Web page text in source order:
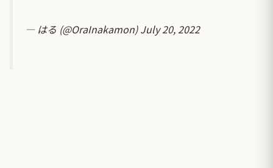
— はる (@OraInakamon)July 20, 2022